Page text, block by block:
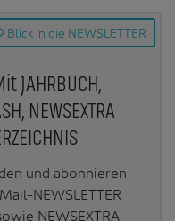
Blick in die NEWSLETTER
JAHRBUCH,
NEWSEXTRA
und abonnieren
NEWSLETTER
NEWSEXTRA.